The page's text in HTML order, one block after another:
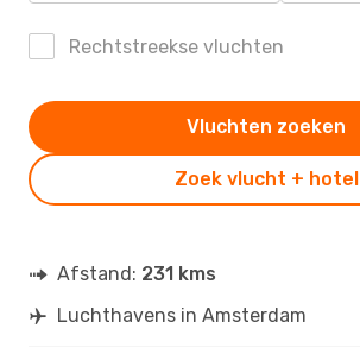
Rechtstreekse vluchten
Zoek vlucht + hotel
Vluchten zoeken
Afstand: 231 kms
Luchthavens in Amsterdam